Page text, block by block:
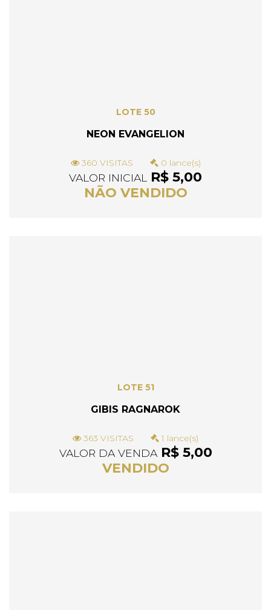
LOTE 50
NEON EVANGELION
360 VISITAS 0 lance(s)
VALOR INICIAL
R$ 5,00
NÃO VENDIDO
LOTE 51
GIBIS RAGNAROK
363 VISITAS 1 lance(s)
VALOR DA VENDAR$ 5,00
VENDIDO